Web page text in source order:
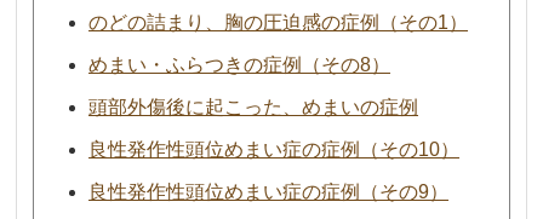
のどの詰まり、胸の圧迫感の症例（その1）
めまい・ふらつきの症例（その8）
頭部外傷後に起こった、めまいの症例
良性発作性頭位めまい症の症例（その10）
良性発作性頭位めまい症の症例（その9）